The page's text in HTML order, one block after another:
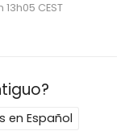
CEST
en Español